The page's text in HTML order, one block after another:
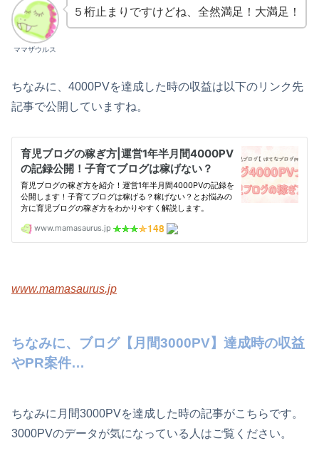
ママザウルス
５桁止まりですけどね、全然満足！大満足！
ちなみに、4000PVを達成した時の収益は以下のリンク先
記事で公開していますね。
www.mamasaurus.jp
ちなみに、ブログ【月間3000PV】達成時の収益
やPR案件…
ちなみに月間3000PVを達成した時の記事がこちらです。
3000PVのデータが気になっている人はご覧ください。